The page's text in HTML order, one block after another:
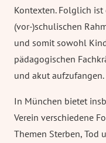
Kontexten. Folglich
(vor-)schulischen
und somit sowohl
pädagogischen
und akut aufzufangen.
In München bietet
Verein verschiedene
Themen Sterben, Tod